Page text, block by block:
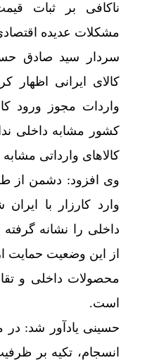
ناکافی بر ثبات
مشکلات عدیده
سردار سید صادق
کالای ایرانی اظهار
واردات مجوز ورود
کشور مشابه داخلی
کالاهای وارداتی
وی افزود: دشمن از
وارد کارزار با
داخلی را نشانه
از این وضعیت حمایت
محصولات داخلی و
است.
حسینی یادآور شد: در
انسجام، تکیه بر